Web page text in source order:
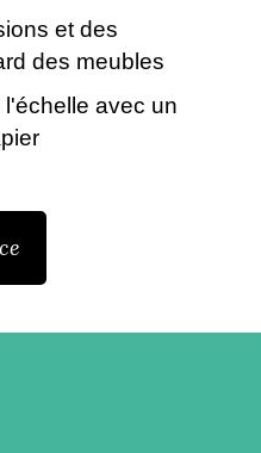
et des
des meubles
avec un